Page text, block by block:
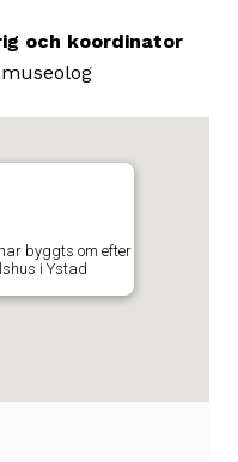
och koordinator
byggts om efter
i Ystad